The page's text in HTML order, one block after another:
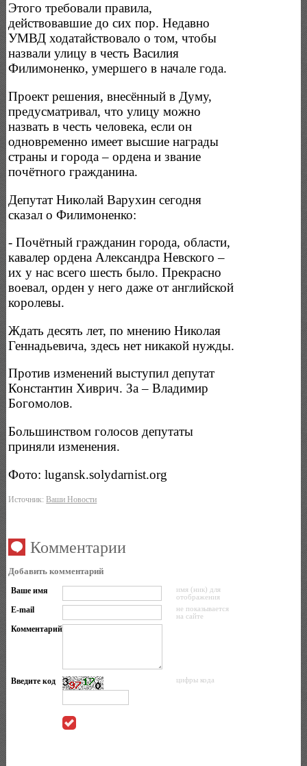
Этого требовали правила,
действовавшие до сих пор. Недавно
УМВД ходатайствовало о том, чтобы
назвали улицу в честь Василия
Филимоненко, умершего в начале года.
Проект решения, внесённый в Думу,
предусматривал, что улицу можно
назвать в честь человека, если он
одновременно имеет высшие награды
страны и города – ордена и звание
почётного гражданина.
Депутат Николай Варухин сегодня
сказал о Филимоненко:
- Почётный гражданин города, области,
кавалер ордена Александра Невского –
их у нас всего шесть было. Прекрасно
воевал, орден у него даже от английской
королевы.
Ждать десять лет, по мнению Николая
Геннадьевича, здесь нет никакой нужды.
Против изменений выступил депутат
Константин Хиврич. За – Владимир
Богомолов.
Большинством голосов депутаты
приняли изменения.
Фото: lugansk.solydarnist.org
Источник:Ваши Новости
Комментарии
Добавить комментарий
Ваше имя
имя (ник) для
отображения
E-mail
не показывается
на сайте
Комментарий
Введите код цифры кода